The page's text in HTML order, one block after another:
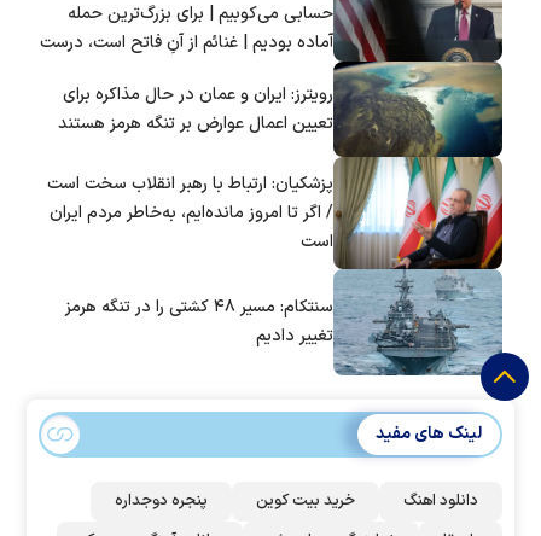
حسابی می‌کوبیم | برای بزرگ‌ترین حمله
آماده بودیم | غنائم از آنِ فاتح است، درست
رویترز: ایران و عمان در حال مذاکره برای
تعیین اعمال عوارض بر تنگه هرمز هستند
پزشکیان: ارتباط با رهبر انقلاب سخت است
/ اگر تا امروز مانده‌ایم، به‌خاطر مردم ایران
است
سنتکام: مسیر ۴۸ کشتی را در تنگه هرمز
تغییر دادیم
لینک های مفید
دانلود اهنگ خرید بیت کوین
پنجره دوجداره